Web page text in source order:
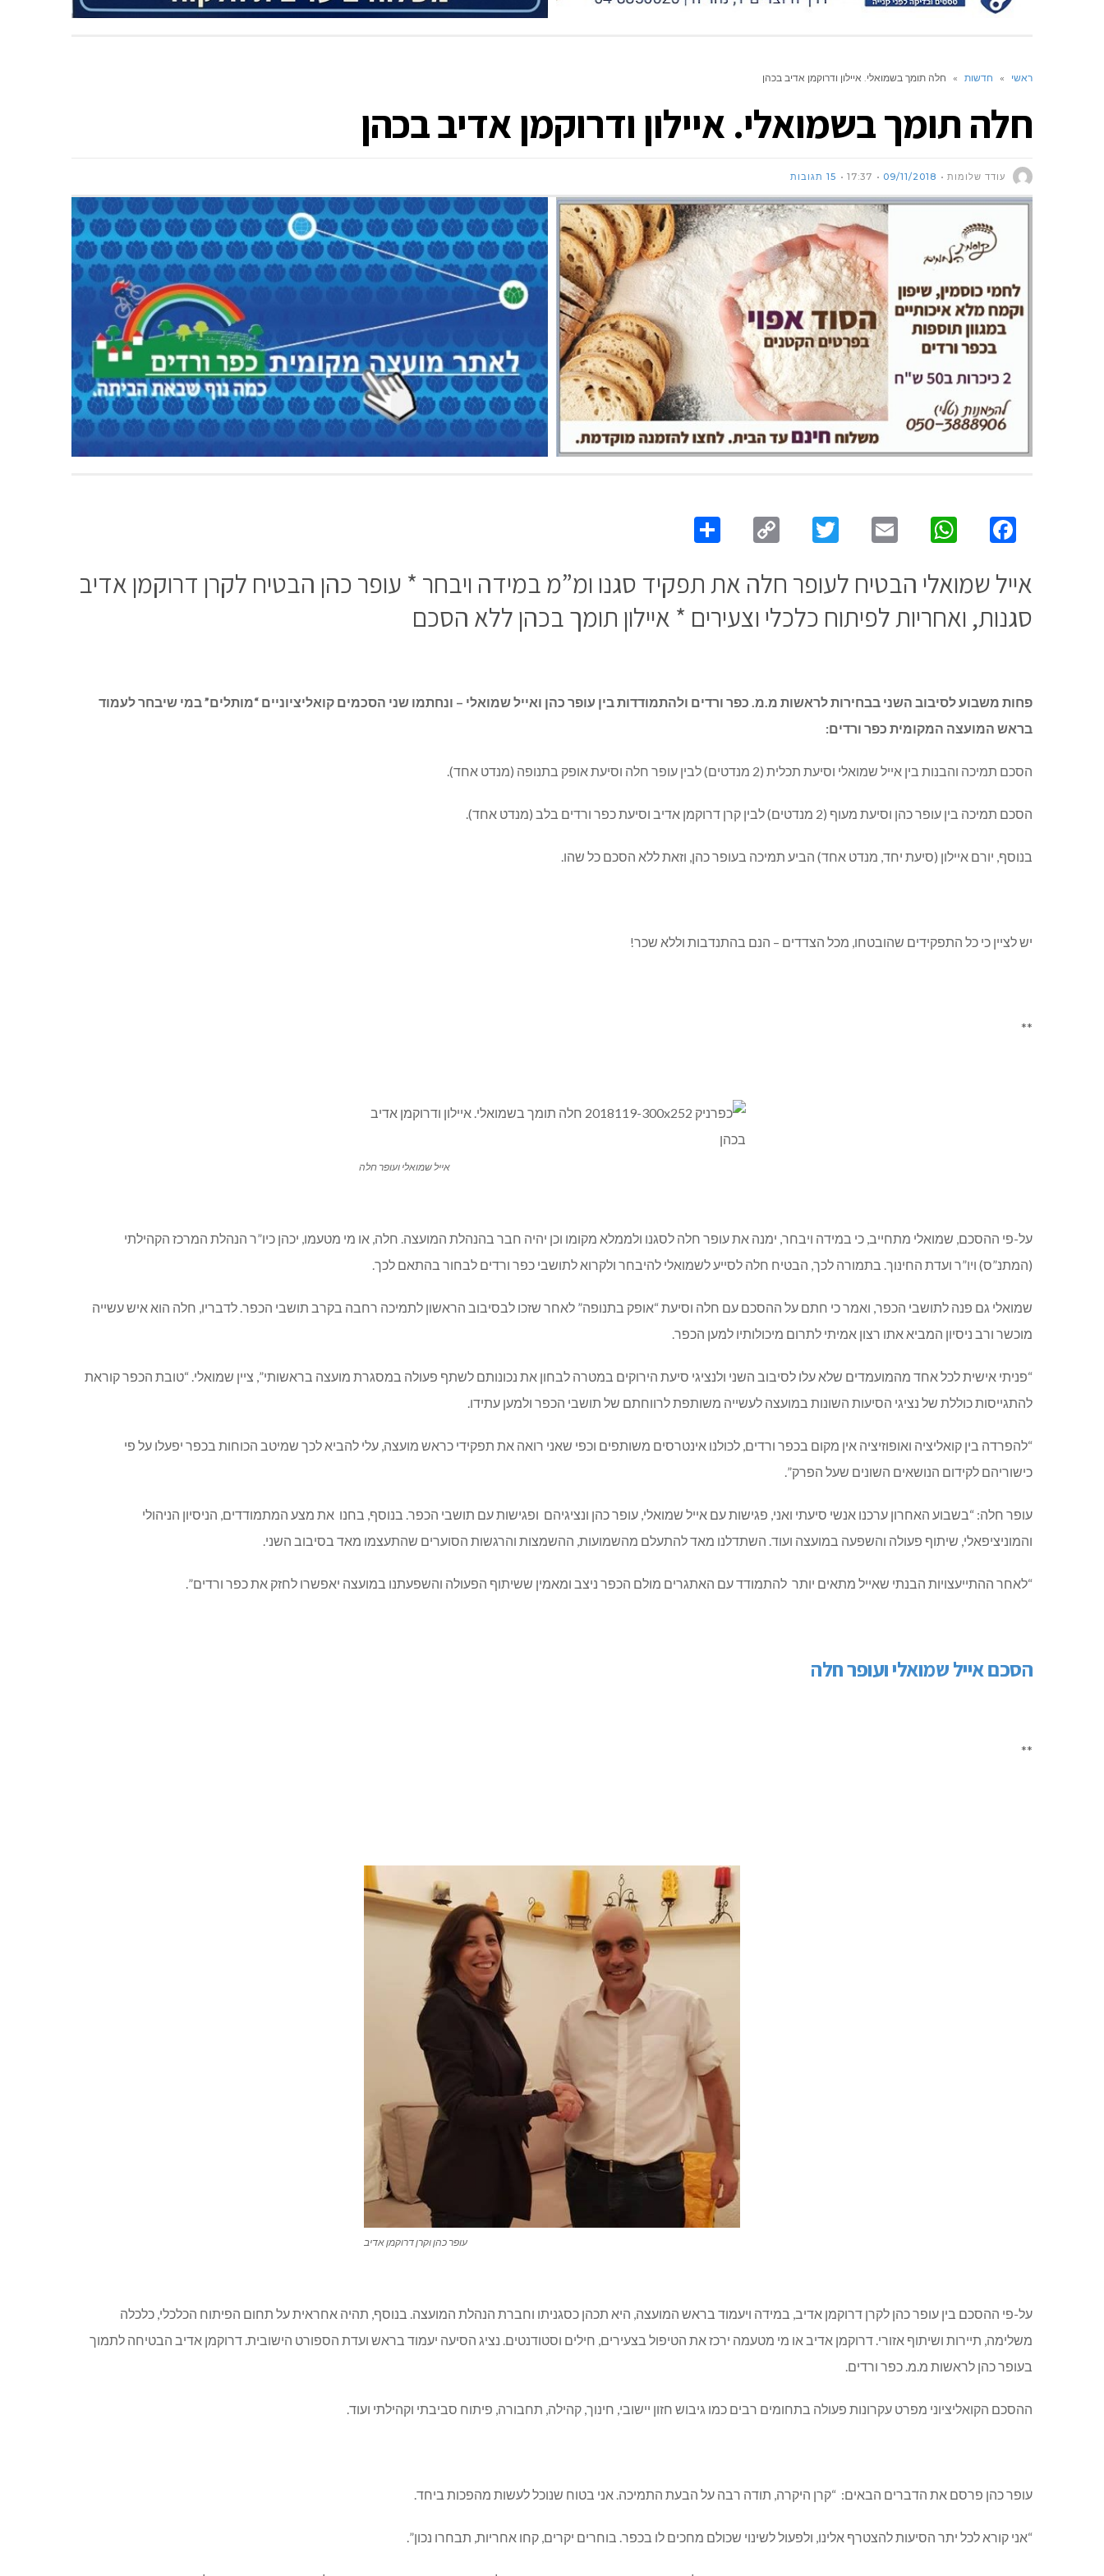
ראשי » חדשות » חלה תומך בשמואלי. איילון ודרוקמן אדיב בכהן
חלה תומך בשמואלי. איילון ודרוקמן אדיב בכהן
עודד שלומות 09/11/2018
17:37 15 תגובות
Facebook
WhatsApp
Email
Twitter
Copy
אייל שמואלי הבטיח לעופר חלה את תפקיד סגנו ומ”מ במידה ויבחר * עופר כהן הבטיח לקרן דרוקמן אדיב
סגנות, ואחריות לפיתוח כלכלי וצעירים * איילון תומך בכהן ללא הסכם
פחות משבוע לסיבוב השני בבחירות לראשות מ.מ. כפר ורדים ולהתמודדות בין עופר כהן ואייל שמואלי – ונחתמו שני הסכמים קואליציוניים “מותלים” במי שיבחר לעמוד
בראש המועצה המקומית כפר ורדים:
הסכם תמיכה והבנות בין אייל שמואלי וסיעת תכלית (2 מנדטים) לבין עופר חלה וסיעת אופק בתנופה (מנדט אחד).
הסכם תמיכה בין עופר כהן וסיעת מעוף (2 מנדטים) לבין קרן דרוקמן אדיב וסיעת כפר ורדים בלב (מנדט אחד).
בנוסף, יורם איילון (סיעת יחד, מנדט אחד) הביע תמיכה בעופר כהן, וזאת ללא הסכם כל שהו.
יש לציין כי כל התפקידים שהובטחו, מכל הצדדים – הנם בהתנדבות וללא שכר!
**
אייל שמואלי ועופר חלה
על-פי ההסכם, שמואלי מתחייב, כי במידה ויבחר, ימנה את עופר חלה לסגנו ולממלא מקומו וכן יהיה חבר בהנהלת המועצה. חלה, או מי מטעמו, יכהן כיו”ר הנהלת המרכז הקהילתי
(המתנ”ס) ויו”ר ועדת החינוך. בתמורה לכך, הבטיח חלה לסייע לשמואלי להיבחר ולקרוא לתושבי כפר ורדים לבחור בהתאם לכך.
שמואלי גם פנה לתושבי הכפר, ואמר כי חתם על ההסכם עם חלה וסיעת “אופק בתנופה” לאחר שזכו לבסיבוב הראשון לתמיכה רחבה בקרב תושבי הכפר. לדבריו, חלה הוא איש עשייה
מוכשר ורב ניסיון המביא אתו רצון אמיתי לתרום מיכולותיו למען הכפר.
“פניתי אישית לכל אחד מהמועמדים שלא עלו לסיבוב השני ולנציגי סיעת הירוקים במטרה לבחון את נכונותם לשתף פעולה במסגרת מועצה בראשותי”, ציין שמואלי. “טובת הכפר קוראת
להתגייסות כוללת של נציגי הסיעות השונות במועצה לעשייה משותפת לרווחתם של תושבי הכפר ולמען עתידו.
“להפרדה בין קואליציה ואופוזיציה אין מקום בכפר ורדים, לכולנו אינטרסים משותפים וכפי שאני רואה את תפקידי כראש מועצה, עלי להביא לכך שמיטב הכוחות בכפר יפעלו על פי
כישוריהם לקידום הנושאים השונים שעל הפרק”.
עופר חלה: “בשבוע האחרון ערכנו אנשי סיעתי ואני, פגישות עם אייל שמואלי, עופר כהן ונציגיהם ופגישות עם תושבי הכפר. בנוסף, בחנו את מצע המתמודדים, הניסיון הניהולי
והמוניציפאלי, שיתוף פעולה והשפעה במועצה ועוד. השתדלנו מאד להתעלם מהשמועות, ההשמצות והרגשות הסוערים שהתעצמו מאד בסיבוב השני.
“לאחר ההתייעצויות הבנתי שאייל מתאים יותר להתמודד עם האתגרים מולם הכפר ניצב ומאמין ששיתוף הפעולה והשפעתנו במועצה יאפשרו לחזק את כפר ורדים”.
הסכם אייל שמואלי ועופר חלה
**
עופר כהן וקרן דרוקמן אדיב
על-פי ההסכם בין עופר כהן לקרן דרוקמן אדיב, במידה ויעמוד בראש המועצה, היא תכהן כסגניתו וחברת הנהלת המועצה. בנוסף, תהיה אחראית על תחום הפיתוח הכלכלי, כלכלה
משלימה, תיירות ושיתוף אזורי. דרוקמן אדיב או מי מטעמה ירכז את הטיפול בצעירים, חילים וסטודנטים. נציג הסיעה יעמוד בראש ועדת הספורט הישובית. דרוקמן אדיב הבטיחה לתמוך
בעופר כהן לראשות מ.מ. כפר ורדים.
ההסכם הקואליציוני מפרט עקרונות פעולה בתחומים רבים כמו גיבוש חזון יישובי, חינוך, קהילה, תחבורה, פיתוח סביבתי וקהילתי ועוד.
עופר כהן פרסם את הדברים הבאים: “קרן היקרה, תודה רבה על הבעת התמיכה. אני בטוח שנוכל לעשות מהפכות ביחד.
“אני קורא לכל יתר הסיעות להצטרף אלינו, ולפעול לשינוי שכולם מחכים לו בכפר. בוחרים יקרים, קחו אחריות, תבחרו נכון”.